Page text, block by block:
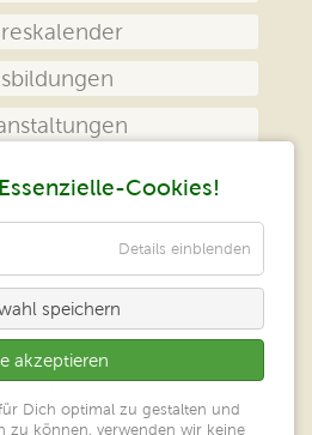
Kontakt
geistiges Heilen
Cookies!
Details einblenden
speichern
akzeptieren
Dich optimal zu gestalten und
zu können, verwenden wir keine